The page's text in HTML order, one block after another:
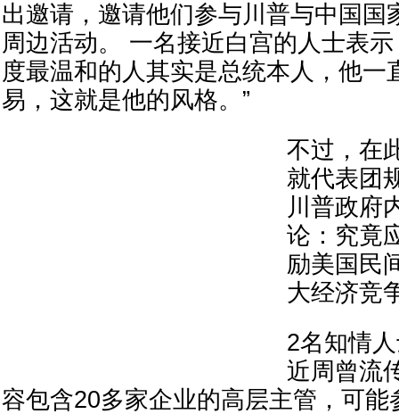
出邀请，邀请他们参与川普与中国国
周边活动。 一名接近白宫的人士表
度最温和的人其实是总统本人，他一
易，这就是他的风格。”
不过，在
就代表团
川普政府
论：究竟
励美国民
大经济竞
2名知情
近周曾流
容包含20多家企业的高层主管，可能